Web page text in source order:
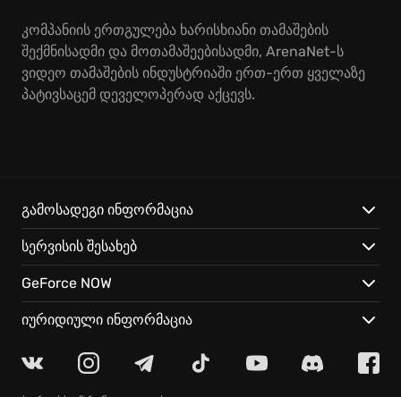
კომპანიის ერთგულება ხარისხიანი თამაშების
შექმნისადმი და მოთამაშეებისადმი, ArenaNet-ს
ვიდეო თამაშების ინდუსტრიაში ერთ-ერთ ყველაზე
პატივსაცემ დეველოპერად აქცევს.
გამოსადეგი ინფორმაცია
სერვისის შესახებ
GeForce NOW
იურიდიული ინფორმაცია